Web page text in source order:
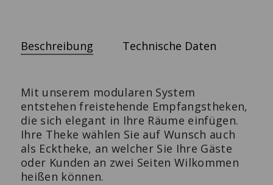
Design trifft Funktion.
Beschreibung Technische Daten
Mit unserem modularen System
entstehen freistehende Empfangstheken,
die sich elegant in Ihre Räume einfügen.
Ihre Theke wählen Sie auf Wunsch auch
als Ecktheke, an welcher Sie Ihre Gäste
oder Kunden an zwei Seiten Wilkommen
heißen können.